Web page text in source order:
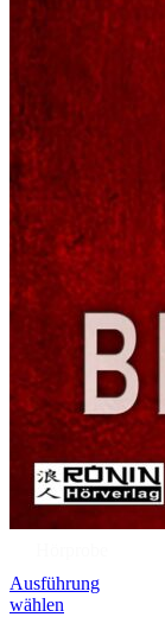
Ausführung
wählen